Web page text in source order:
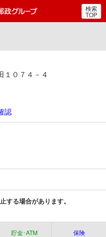
郵便局・日本郵政グルー
検索
TOP
１０７４－４
認
する場合があります。
貯金･ATM 保険